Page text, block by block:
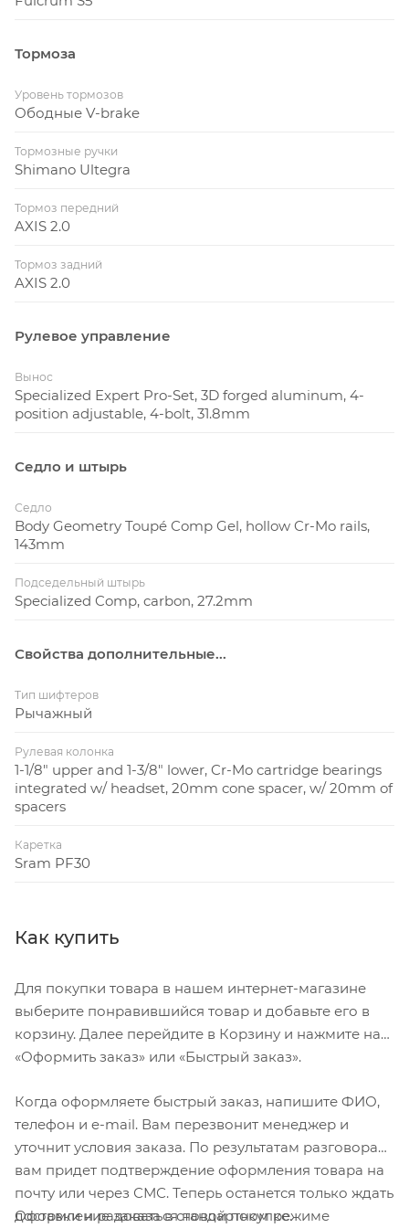
Тормоза
Уровень тормозов
Ободные V-brake
Тормозные ручки
Shimano Ultegra
Тормоз передний
AXIS 2.0
Тормоз задний
AXIS 2.0
Рулевое управление
Вынос
Specialized Expert Pro-Set, 3D forged aluminum, 4-
position adjustable, 4-bolt, 31.8mm
Седло и штырь
Седло
Body Geometry Toupé Comp Gel, hollow Cr-Mo rails,
143mm
Подседельный штырь
Specialized Comp, carbon, 27.2mm
Свойства дополнительные...
Тип шифтеров
Рычажный
Рулевая колонка
1-1/8" upper and 1-3/8" lower, Cr-Mo cartridge bearings
integrated w/ headset, 20mm cone spacer, w/ 20mm of
spacers
Каретка
Sram PF30
Как купить
Для покупки товара в нашем интернет-магазине
выберите понравившийся товар и добавьте его в
корзину. Далее перейдите в Корзину и нажмите на
«Оформить заказ» или «Быстрый заказ».
Когда оформляете быстрый заказ, напишите ФИО,
телефон и e-mail. Вам перезвонит менеджер и
уточнит условия заказа. По результатам разговора
вам придет подтверждение оформления товара на
почту или через СМС. Теперь останется только ждать
доставки и радоваться новой покупке.
Оформление заказа в стандартном режиме